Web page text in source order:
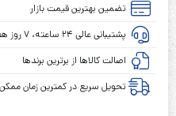
تضمین بهترین قیمت بازار
پشتیبانی عالی ۲۴ ساعته، ۷ روز هفته
اصالت کالاها از برترین برندها
تحویل سریع در کمترین زمان ممکن